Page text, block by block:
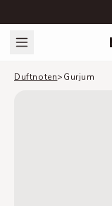
Duftnoten>Gurjum